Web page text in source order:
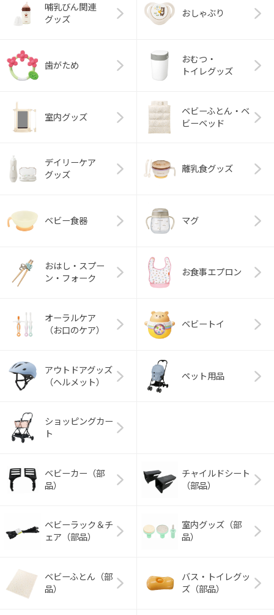
哺乳びん関連
グッズ
おしゃぶり
歯がため
おむつ・
トイレグッズ
室内グッズ
ベビーふとん・ベ
ビーベッド
デイリーケア
グッズ
離乳食グッズ
ベビー食器 マグ
おはし・スプー
ン・フォーク
お食事エプロン
オーラルケア
（お口のケア）
ベビートイ
アウトドアグッズ
（ヘルメット）
ペット用品
ショッピングカー
ト
ベビーカー（部
品）
チャイルドシート
（部品）
ベビーラック＆チ
ェア（部品）
室内グッズ（部
品）
ベビーふとん（部
品）
バス・トイレグッ
ズ（部品）